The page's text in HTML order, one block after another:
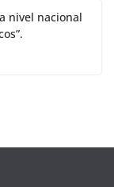
nivel nacional